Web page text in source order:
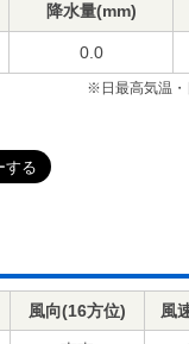
降水量(mm)
0.0
※日最高気温・
風向(16方位) 風